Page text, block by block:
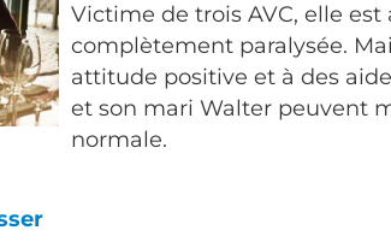
Victime de trois AVC, elle est
complètement paralysée.
attitude positive et à des
et son mari Walter peuvent
normale.